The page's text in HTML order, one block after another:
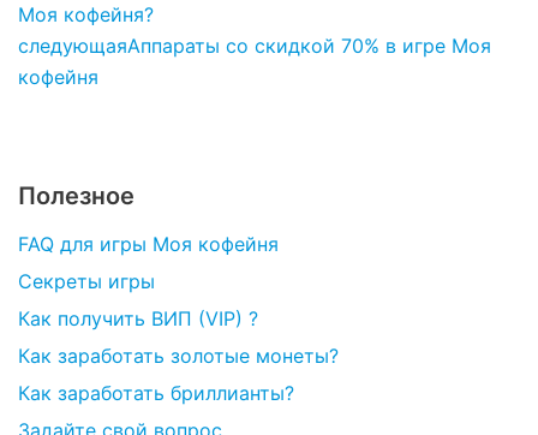
Моя кофейня?
следующаяАппараты со скидкой 70% в игре Моя
кофейня
Полезное
FAQ для игры Моя кофейня
Секреты игры
Как получить ВИП (VIP) ?
Как заработать золотые монеты?
Как заработать бриллианты?
Задайте свой вопрос